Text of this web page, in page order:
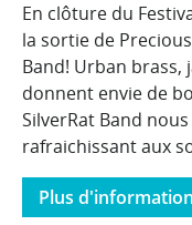
En clôture du
la sortie de
Band! Urban brass,
donnent envie de
SilverRat Band
rafraichissant aux
Plus